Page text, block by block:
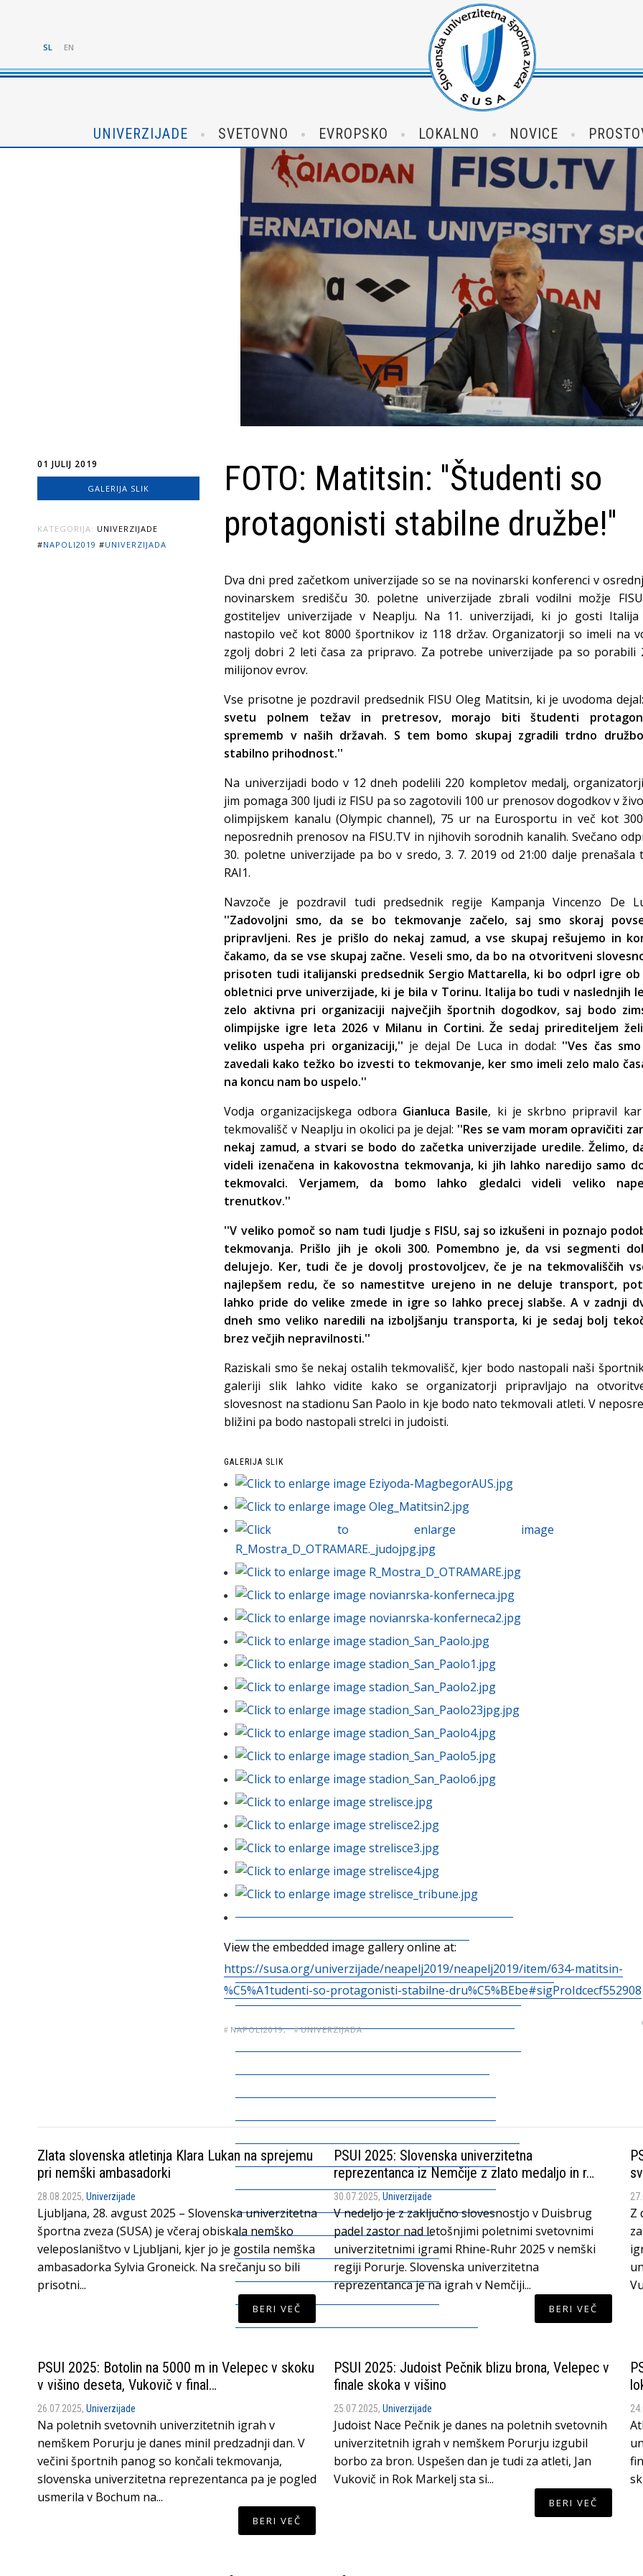
SL EN
UNIVERZIJADE SVETOVNO EVROPSKO LOKALNO NOVICE
01 JULIJ 2019
GALERIJA SLIK
KATEGORIJA: UNIVERZIJADE
#NAPOLI2019 #UNIVERZIJADA
FOTO: Matitsin: ''Študenti so
protagonisti stabilne družbe!''
Dva dni pred začetkom univerzijade so se na novinarski konferenci v
novinarskem središču 30. poletne univerzijade zbrali vodilni možje
gostiteljev univerzijade v Neaplju. Na 11. univerzijadi, ki jo gosti
nastopilo več kot 8000 športnikov iz 118 držav. Organizatorji so imeli na
zgolj dobri 2 leti časa za pripravo. Za potrebe univerzijade pa so porabili
milijonov evrov.
Vse prisotne je pozdravil predsednik FISU Oleg Matitsin, ki je uvodoma dejal:
svetu polnem težav in pretresov, morajo biti študenti
sprememb v naših državah. S tem bomo skupaj zgradili trdno
stabilno prihodnost.''
Na univerzijadi bodo v 12 dneh podelili 220 kompletov medalj,
jim pomaga 300 ljudi iz FISU pa so zagotovili 100 ur prenosov dogodkov v
olimpijskem kanalu (Olympic channel), 75 ur na Eurosportu in več kot
neposrednih prenosov na FISU.TV in njihovih sorodnih kanalih. Svečano
30. poletne univerzijade pa bo v sredo, 3. 7. 2019 od 21:00 dalje prenašala
RAI1.
Navzoče je pozdravil tudi predsednik regije Kampanja Vincenzo De
''Zadovoljni smo, da se bo tekmovanje začelo, saj smo skoraj
pripravljeni. Res je prišlo do nekaj zamud, a vse skupaj rešujemo in
čakamo, da se vse skupaj začne. Veseli smo, da bo na otvoritveni
prisoten tudi italijanski predsednik Sergio Mattarella, ki bo odprl igre ob
obletnici prve univerzijade, ki je bila v Torinu. Italija bo tudi v naslednjih
zelo aktivna pri organizaciji največjih športnih dogodkov, saj bodo
olimpijske igre leta 2026 v Milanu in Cortini. Že sedaj prirediteljem
veliko uspeha pri organizaciji,'' je dejal De Luca in dodal: ''Ves čas
zavedali kako težko bo izvesti to tekmovanje, ker smo imeli zelo malo
na koncu nam bo uspelo.''
Vodja organizacijskega odbora Gianluca Basile, ki je skrbno pripravil
tekmovališč v Neaplju in okolici pa je dejal: ''Res se vam moram opravičiti
nekaj zamud, a stvari se bodo do začetka univerzijade uredile. Želimo,
videli izenačena in kakovostna tekmovanja, ki jih lahko naredijo samo
tekmovalci. Verjamem, da bomo lahko gledalci videli veliko
trenutkov.''
''V veliko pomoč so nam tudi ljudje s FISU, saj so izkušeni in poznajo
tekmovanja. Prišlo jih je okoli 300. Pomembno je, da vsi segmenti
delujejo. Ker, tudi če je dovolj prostovoljcev, če je na tekmovališčih
najlepšem redu, če so namestitve urejeno in ne deluje transport,
lahko pride do velike zmede in igre so lahko precej slabše. A v zadnji
dneh smo veliko naredili na izboljšanju transporta, ki je sedaj bolj
brez večjih nepravilnosti.''
Raziskali smo še nekaj ostalih tekmovališč, kjer bodo nastopali naši
galeriji slik lahko vidite kako se organizatorji pripravljajo na
slovesnost na stadionu San Paolo in kje bodo nato tekmovali atleti. V
bližini pa bodo nastopali strelci in judoisti.
GALERIJA SLIK
View the embedded image gallery online at:
https://susa.org/univerzijade/neapelj2019/neapelj2019/item/634-matitsin-
%C5%A1tudenti-so-protagonisti-stabilne-dru%C5%BEbe#sigProIdcecf552908
NAPOLI2019 UNIVERZIJADA
Zlata slovenska atletinja Klara Lukan na sprejemu
pri nemški ambasadorki
28.08.2025, Univerzijade
Ljubljana, 28. avgust 2025 – Slovenska univerzitetna
športna zveza (SUSA) je včeraj obiskala nemško
veleposlaništvo v Ljubljani, kjer jo je gostila nemška
ambasadorka Sylvia Groneick. Na srečanju so bili
prisotni...
BERI VEČ
PSUI 2025: Slovenska univerzitetna
reprezentanca iz Nemčije z zlato medaljo in r…
30.07.2025, Univerzijade
V nedeljo je z zaključno slovesnostjo v Duisbrug
padel zastor nad letošnjimi poletnimi svetovnimi
univerzitetnimi igrami Rhine-Ruhr 2025 v nemški
regiji Porurje. Slovenska univerzitetna
reprezentanca je na igrah v Nemčiji...
BERI VEČ
Z
PSUI 2025: Botolin na 5000 m in Velepec v skoku
v višino deseta, Vukovič v final…
26.07.2025, Univerzijade
Na poletnih svetovnih univerzitetnih igrah v
nemškem Porurju je danes minil predzadnji dan. V
večini športnih panog so končali tekmovanja,
slovenska univerzitetna reprezentanca pa je pogled
usmerila v Bochum na...
BERI VEČ
PSUI 2025: Judoist Pečnik blizu brona, Velepec v
finale skoka v višino
25.07.2025, Univerzijade
Judoist Nace Pečnik je danes na poletnih svetovnih
univerzitetnih igrah v nemškem Porurju izgubil
borbo za bron. Uspešen dan je tudi za atleti, Jan
Vukovič in Rok Markelj sta si...
BERI VEČ